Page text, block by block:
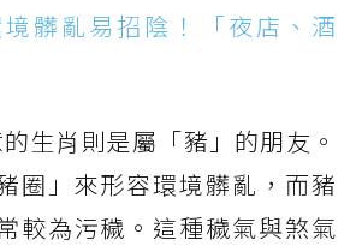
髒亂易招陰！「夜店、酒
生肖則是屬「豬」的朋友。
圈」來形容環境髒亂，而豬
較為污穢。這種穢氣與煞氣